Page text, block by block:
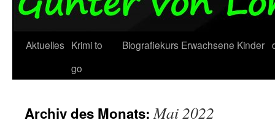
Aktuelles Krimi to
go
Biografiekurs Erwachsene Kinder
Archiv des Monats:Mai 2022